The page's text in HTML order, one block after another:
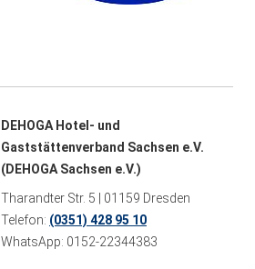
DEHOGA Hotel- und
Gaststättenverband Sachsen e.V.
(DEHOGA Sachsen e.V.)
Tharandter Str. 5 | 01159 Dresden
Telefon: (0351) 428 95 10
WhatsApp: 0152-22344383